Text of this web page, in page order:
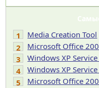
1
Media Creation Tool
2
Microsoft Office
3
Windows XP Service
4
Windows XP Service
5
Microsoft Office